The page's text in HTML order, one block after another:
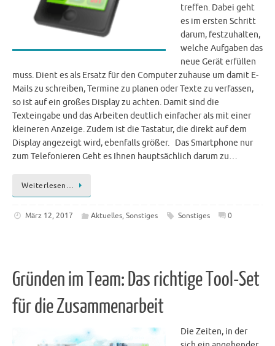
treffen. Dabei geht
es im ersten Schritt
darum, festzuhalten,
welche Aufgaben das
neue Gerät erfüllen
muss. Dient es als Ersatz für den Computer zuhause um damit E-
Mails zu schreiben, Termine zu planen oder Texte zu verfassen,
so ist auf ein großes Display zu achten. Damit sind die
Texteingabe und das Arbeiten deutlich einfacher als mit einer
kleineren Anzeige. Zudem ist die Tastatur, die direkt auf dem
Display angezeigt wird, ebenfalls größer. Das Smartphone nur
zum Telefonieren Geht es Ihnen hauptsächlich darum zu…
Weiterlesen…
März 12, 2017 Aktuelles,Sonstiges Sonstiges 0
Gründen im Team: Das richtige Tool-Set
für die Zusammenarbeit
Die Zeiten, in der